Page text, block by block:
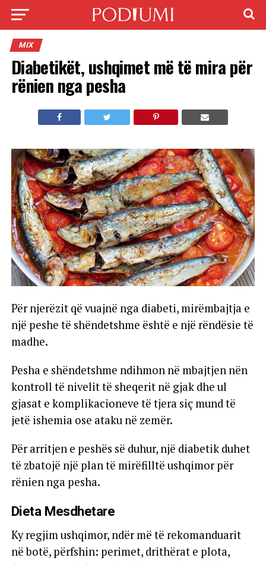
MIX
Diabetikët, ushqimet më të mira për
rënien nga pesha
Për njerëzit që vuajnë nga diabeti, mirëmbajtja e
një peshe të shëndetshme është e një rëndësie të
madhe.
Pesha e shëndetshme ndihmon në mbajtjen nën
kontroll të nivelit të sheqerit në gjak dhe ul
gjasat e komplikacioneve të tjera siç mund të
jetë ishemia ose ataku në zemër.
Për arritjen e peshës së duhur, një diabetik duhet
të zbatojë një plan të mirëfilltë ushqimor për
rënien nga pesha.
Dieta Mesdhetare
Ky regjim ushqimor, ndër më të rekomanduarit
në botë, përfshin: perimet, drithërat e plota,